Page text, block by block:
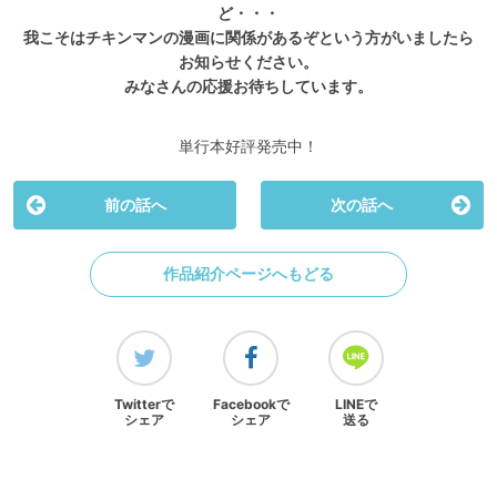
ど・・・
我こそはチキンマンの漫画に関係があるぞという方がいましたら
お知らせください。
みなさんの応援お待ちしています。
単行本好評発売中！
前の話へ 次の話へ
作品紹介ページへもどる
Twitterで
シェア
Facebookで
シェア
LINEで
送る